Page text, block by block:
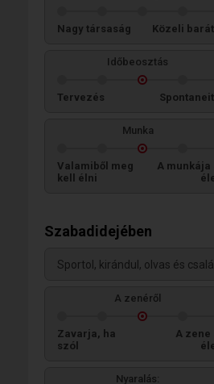
Nagy társaság Közeli
Időbeosztás
Tervezés
Munka
Valamiből meg
kell élni
A munkája
Szabadidejében
Sportol, kirándul, olvas és
A zenéről
Zavarja, ha
szól
A zene
Nyaralás: